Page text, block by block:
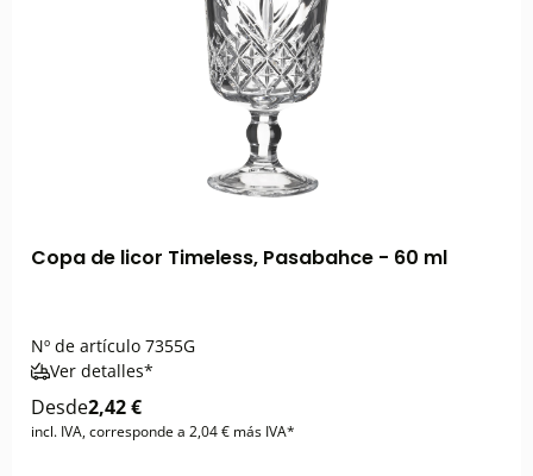
Copa de licor Timeless, Pasabahce - 60 ml
Nº de artículo 7355G
Ver detalles*
Desde2,42 €
incl. IVA, corresponde a 2,04 € más IVA*